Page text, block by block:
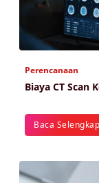
Perencanaan
Biaya CT Scan
Baca